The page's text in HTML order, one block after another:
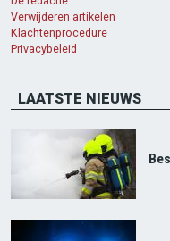
Verwijderen artikelen
Klachtenprocedure
Privacybeleid
LAATSTE NIEUWS